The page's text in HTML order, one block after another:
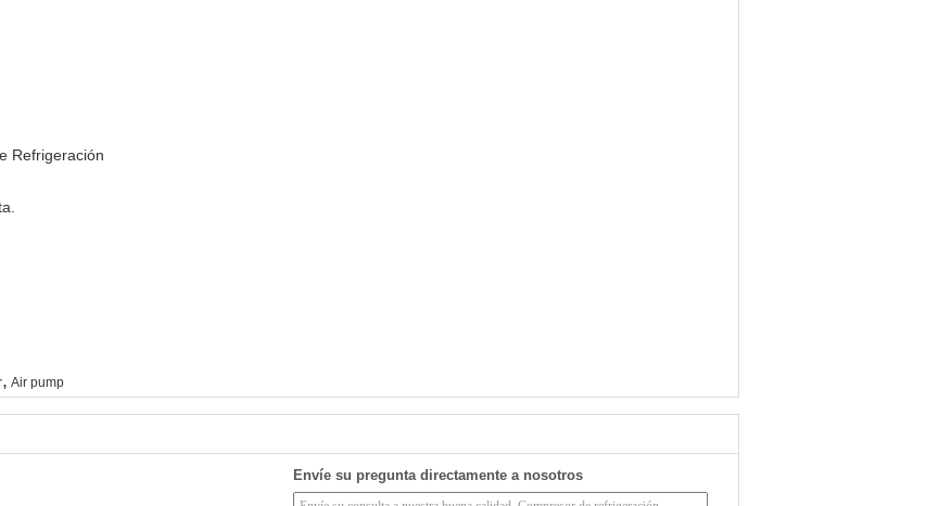
Refrigeración
, Air pump
Envíe su pregunta directamente a nosotros